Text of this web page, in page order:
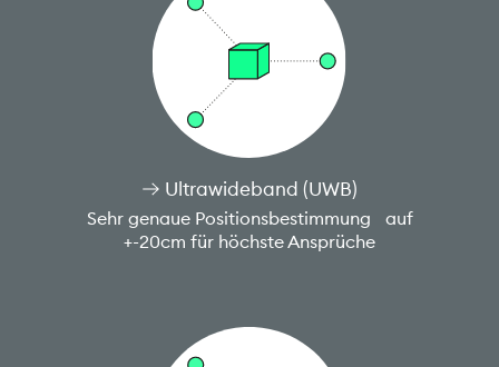
Ultrawideband (UWB)
Sehr genaue Positionsbestimmung auf
+-20cm für höchste Ansprüche